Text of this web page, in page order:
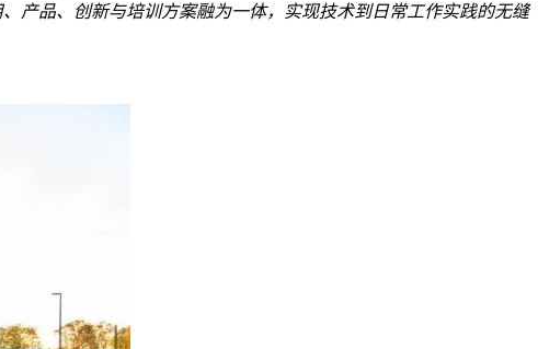
产品、创新与培训方案融为一体，实现技术到日常工作实践的无缝